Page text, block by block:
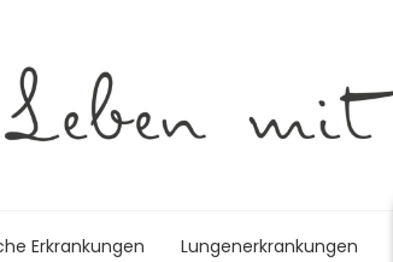
Erkrankungen Lungenerkrankungen